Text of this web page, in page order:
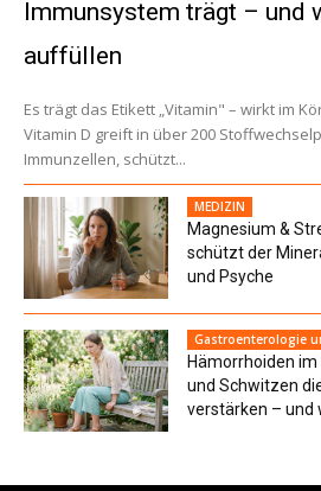
Immunsystem trägt – und
auffüllen
Es trägt das Etikett „Vitamin" – wirkt im
Vitamin D greift in über 200
Immunzellen, schützt...
MEDIZIN
Magnesium &
schützt der
und Psyche
Gastroenterologie
Hämorrhoiden
und Schwitzen
verstärken – und